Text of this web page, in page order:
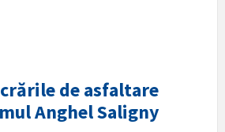
de asfaltare
Anghel Saligny